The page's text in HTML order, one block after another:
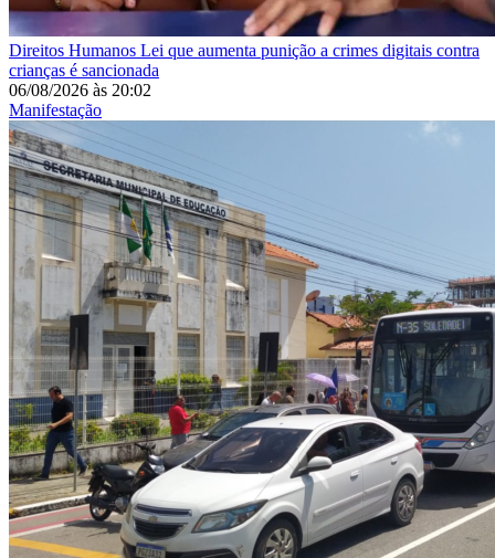
Direitos Humanos Lei que aumenta punição a crimes digitais contra
crianças é sancionada
06/08/2026 às 20:02
Manifestação